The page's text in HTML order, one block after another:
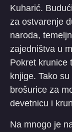
Kuharić.
za ostvarenje
naroda,
zajedništva u
Pokret krunice
knjige. Tako
brošurice za
devetnicu i
Na mnogo je